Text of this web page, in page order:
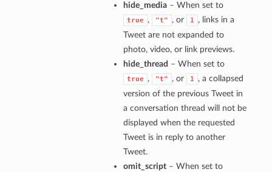
hide_media– When set to
true , "t" , or 1
, links in a
Tweet are not expanded to
photo, video, or link previews.
hide_thread – When set to
true , "t" , or 1
, a collapsed
version of the previous Tweet in
a conversation thread will not be
displayed when the requested
Tweet is in reply to another
Tweet.
omit_script– When set to